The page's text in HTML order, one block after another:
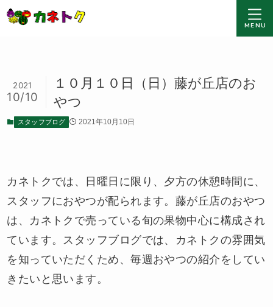
MENU
１０月１０日（日）藤が丘店のお
やつ
2021
10/10
スタッフブログ 2021年10月10日
カネトクでは、日曜日に限り、夕方の休憩時間に、
スタッフにおやつが配られます。藤が丘店のおやつ
は、カネトクで売っている旬の果物中心に構成され
ています。スタッフブログでは、カネトクの雰囲気
を知っていただくため、毎週おやつの紹介をしてい
きたいと思います。